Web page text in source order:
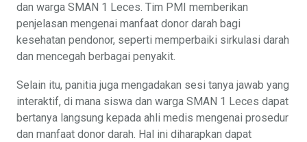
dan warga SMAN 1 Leces. Tim PMI memberikan
penjelasan mengenai manfaat donor darah bagi
kesehatan pendonor, seperti memperbaiki sirkulasi darah
dan mencegah berbagai penyakit.
Selain itu, panitia juga mengadakan sesi tanya jawab yang
interaktif, di mana siswa dan warga SMAN 1 Leces dapat
bertanya langsung kepada ahli medis mengenai prosedur
dan manfaat donor darah. Hal ini diharapkan dapat